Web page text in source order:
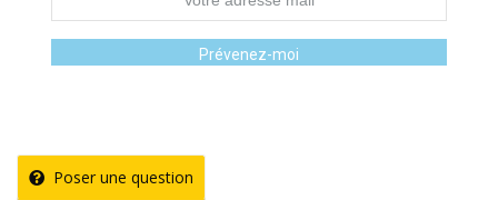
Prévenez-moi
Poser une question